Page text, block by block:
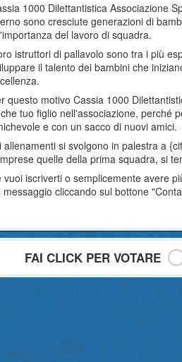
1000 Dilettantistica Associazione
sono cresciute generazioni di
del lavoro di squadra.
istruttori di pallavolo sono tra i più
il talento dei bambini che
questo motivo Cassia 1000
tuo figlio nell'associazione, perché
e con un sacco di nuovi amici.
allenamenti si svolgono in palestra a
quelle della prima squadra, si
vuoi iscriverti o semplicemente avere
messaggio cliccando sul bottone
FAI CLICK PER VOTARE